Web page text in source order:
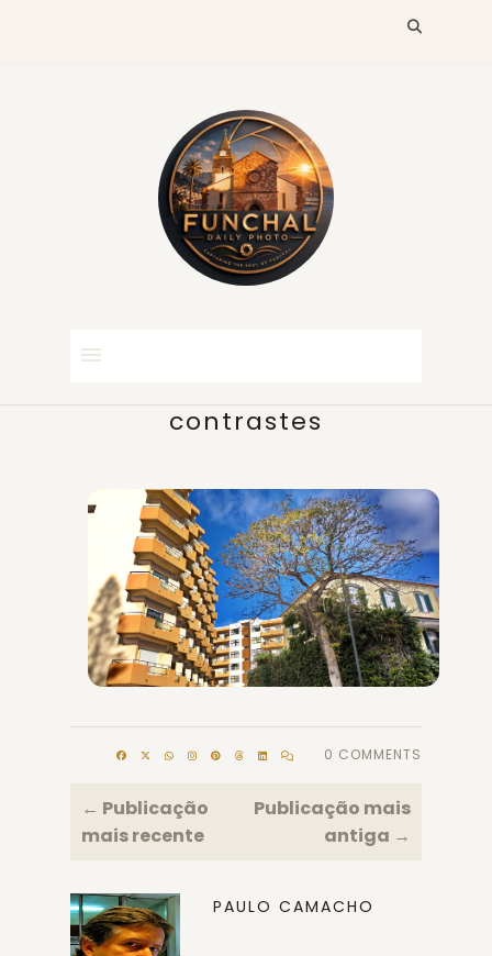
contrastes
0 COMMENTS
← Publicação
mais recente
Publicação mais
antiga →
PAULO CAMACHO